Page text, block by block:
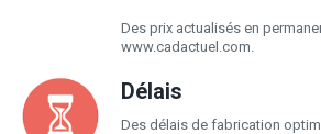
Des prix actualisés en
www.cadactuel.com.
Délais
Des délais de fabrication